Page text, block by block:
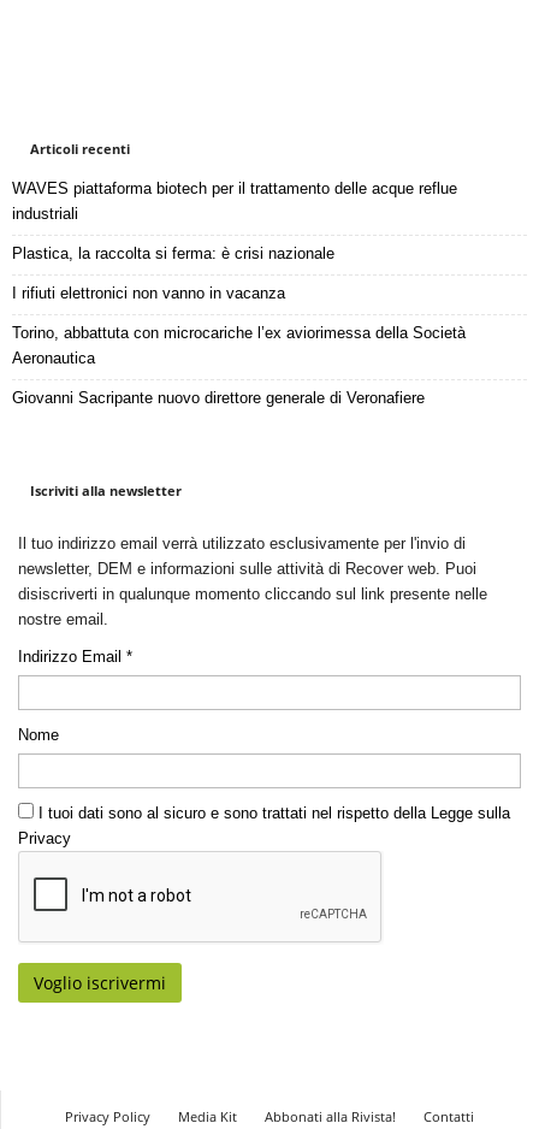
Articoli recenti
WAVES piattaforma biotech per il trattamento delle acque reflue
industriali
Plastica, la raccolta si ferma: è crisi nazionale
I rifiuti elettronici non vanno in vacanza
Torino, abbattuta con microcariche l’ex aviorimessa della Società
Aeronautica
Giovanni Sacripante nuovo direttore generale di Veronafiere
Iscriviti alla newsletter
Il tuo indirizzo email verrà utilizzato esclusivamente per l'invio di
newsletter, DEM e informazioni sulle attività di Recover web. Puoi
disiscriverti in qualunque momento cliccando sul link presente nelle
nostre email.
Indirizzo Email *
Nome
I tuoi dati sono al sicuro e sono trattati nel rispetto della Legge sulla
Privacy
Privacy Policy Media Kit Abbonati alla Rivista! Contatti